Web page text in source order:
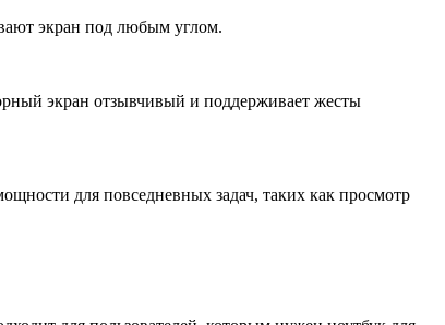
экран под любым углом.
экран отзывчивый и поддерживает жесты
для повседневных задач, таких как просмотр